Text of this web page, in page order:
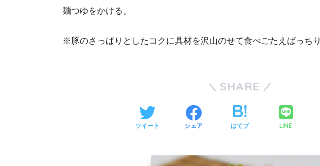
麺つゆをかける。
※豚のさっぱりとしたコクに具材を沢山のせて食べごたえばっちり
SHARE
ツイート シェア はてブ LINE